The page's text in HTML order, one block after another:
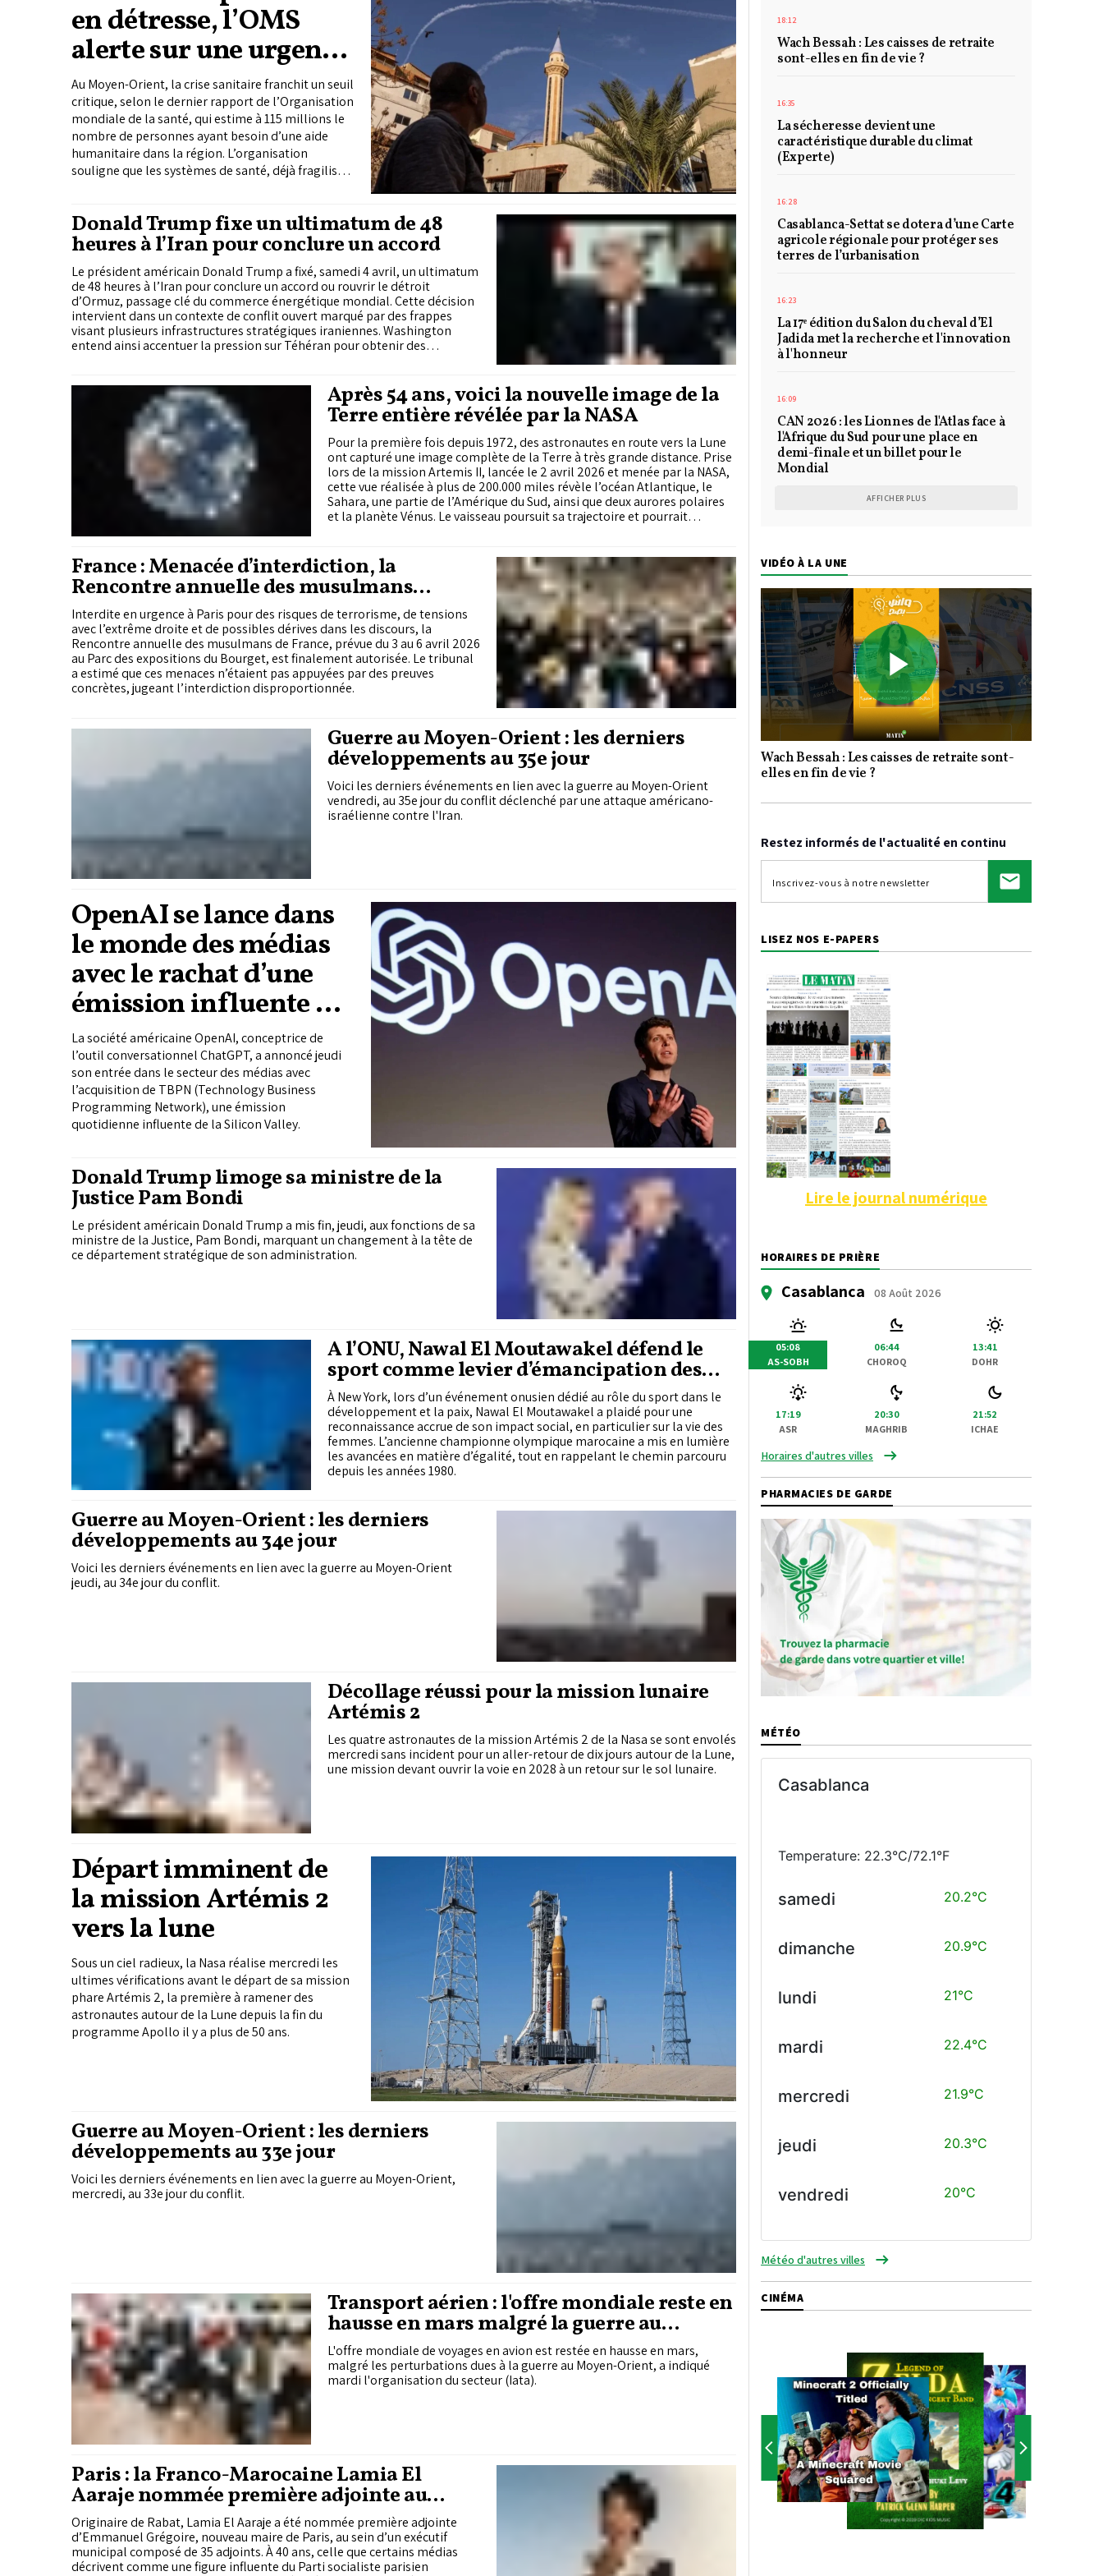
en détresse, l’OMS
alerte sur une urgence
sanitaire
Au Moyen-Orient, la crise sanitaire franchit un seuil
critique, selon le dernier rapport de l’Organisation
mondiale de la santé, qui estime à 115 millions le
nombre de personnes ayant besoin d’une aide
humanitaire dans la région. L’organisation
souligne que les systèmes de santé, déjà fragilisés,
et des déplacements massifs de populations. Dans
plusieurs pays, les capacités hospitalières sont
mises à rude épreuve et l’accès aux soins se
dégrade progressivement. Les données publiées
rendent compte d’une détérioration rapide des
conditions sanitaires, ce qui a conduit
l’organisation à tirer la sonnette d’alarme et à
appeler à une aide d’urgence.
Donald Trump fixe un ultimatum de 48
heures à l’Iran pour conclure un accord
Le président américain Donald Trump a fixé, samedi 4 avril, un ultimatum
de 48 heures à l’Iran pour conclure un accord ou rouvrir le détroit
d’Ormuz, passage clé du commerce énergétique mondial. Cette décision
intervient dans un contexte de conflit ouvert marqué par des frappes
visant plusieurs infrastructures stratégiques iraniennes. Washington
entend ainsi accentuer la pression sur Téhéran pour obtenir des
Après 54 ans, voici la nouvelle image de la
Terre entière révélée par la NASA
Pour la première fois depuis 1972, des astronautes en route vers la Lune
ont capturé une image complète de la Terre à très grande distance. Prise
lors de la mission Artemis II, lancée le 2 avril 2026 et menée par la NASA,
cette vue réalisée à plus de 200.000 miles révèle l’océan Atlantique, le
Sahara, une partie de l’Amérique du Sud, ainsi que deux aurores polaires
et la planète Vénus. Le vaisseau poursuit sa trajectoire et pourrait
France : Menacée d’interdiction, la
Rencontre annuelle des musulmans
finalement autorisée par la justice
Interdite en urgence à Paris pour des risques de terrorisme, de tensions
avec l’extrême droite et de possibles dérives dans les discours, la
Rencontre annuelle des musulmans de France, prévue du 3 au 6 avril 2026
au Parc des expositions du Bourget, est finalement autorisée. Le tribunal
a estimé que ces menaces n’étaient pas appuyées par des preuves
concrètes, jugeant l’interdiction disproportionnée.
Guerre au Moyen-Orient : les derniers
développements au 35e jour
Voici les derniers événements en lien avec la guerre au Moyen-Orient
vendredi, au 35e jour du conflit déclenché par une attaque américano-
israélienne contre l'Iran.
OpenAI se lance dans
le monde des médias
avec le rachat d’une
émission influente de
la Silicon Valley
La société américaine OpenAI, conceptrice de
l’outil conversationnel ChatGPT, a annoncé jeudi
son entrée dans le secteur des médias avec
l’acquisition de TBPN (Technology Business
Programming Network), une émission
quotidienne influente de la Silicon Valley.
Donald Trump limoge sa ministre de la
Justice Pam Bondi
Le président américain Donald Trump a mis fin, jeudi, aux fonctions de sa
ministre de la Justice, Pam Bondi, marquant un changement à la tête de
ce département stratégique de son administration.
À l’ONU, Nawal El Moutawakel défend le
sport comme levier d’émancipation des
femmes
À New York, lors d’un événement onusien dédié au rôle du sport dans le
développement et la paix, Nawal El Moutawakel a plaidé pour une
reconnaissance accrue de son impact social, en particulier sur la vie des
femmes. L’ancienne championne olympique marocaine a mis en lumière
les avancées en matière d’égalité, tout en rappelant le chemin parcouru
depuis les années 1980.
Guerre au Moyen-Orient : les derniers
développements au 34e jour
Voici les derniers événements en lien avec la guerre au Moyen-Orient
jeudi, au 34e jour du conflit.
Décollage réussi pour la mission lunaire
Artémis 2
Les quatre astronautes de la mission Artémis 2 de la Nasa se sont envolés
mercredi sans incident pour un aller-retour de dix jours autour de la Lune,
une mission devant ouvrir la voie en 2028 à un retour sur le sol lunaire.
Départ imminent de
la mission Artémis 2
vers la lune
Sous un ciel radieux, la Nasa réalise mercredi les
ultimes vérifications avant le départ de sa mission
phare Artémis 2, la première à ramener des
astronautes autour de la Lune depuis la fin du
programme Apollo il y a plus de 50 ans.
Guerre au Moyen-Orient : les derniers
développements au 33e jour
Voici les derniers événements en lien avec la guerre au Moyen-Orient,
mercredi, au 33e jour du conflit.
Transport aérien : l'offre mondiale reste en
hausse en mars malgré la guerre au
Moyen-Orient
L'offre mondiale de voyages en avion est restée en hausse en mars,
malgré les perturbations dues à la guerre au Moyen-Orient, a indiqué
mardi l'organisation du secteur (Iata).
Paris : la Franco-Marocaine Lamia El
Aaraje nommée première adjointe au
maire
Originaire de Rabat, Lamia El Aaraje a été nommée première adjointe
d’Emmanuel Grégoire, nouveau maire de Paris, au sein d’un exécutif
municipal composé de 35 adjoints. À 40 ans, celle que certains médias
décrivent comme une figure influente du Parti socialiste parisien
18:12
Wach Bessah : Les caisses de retraite
sont-elles en fin de vie ?
16:35
La sécheresse devient une
caractéristique durable du climat
(Experte)
16:28
Casablanca-Settat se dotera d’une Carte
agricole régionale pour protéger ses
terres de l’urbanisation
16:23
La 17ᵉ édition du Salon du cheval d’El
Jadida met la recherche et l'innovation
à l'honneur
16:09
CAN 2026 : les Lionnes de l'Atlas face à
l'Afrique du Sud pour une place en
demi-finale et un billet pour le
Mondial
AFFICHER PLUS
VIDÉO À LA UNE
Play
Wach Bessah : Les caisses de retraite sont-
elles en fin de vie ?
Restez informés de l'actualité en continu
LISEZ NOS E-PAPERS
Lire le journal numérique
HORAIRES DE PRIÈRE
Casablanca 08 Août 2026
05:08
AS-SOBH
06:44
CHOROQ
13:41
DOHR
17:19
ASR
20:30
MAGHRIB
21:52
ICHAE
Horaires d'autres villes
PHARMACIES DE GARDE
MÉTÉO
Casablanca
Temperature: 22.3°C/72.1°F
samedi 20.2°C
dimanche 20.9°C
lundi 21°C
mardi 22.4°C
mercredi 21.9°C
jeudi 20.3°C
vendredi 20°C
Météo d'autres villes
CINÉMA